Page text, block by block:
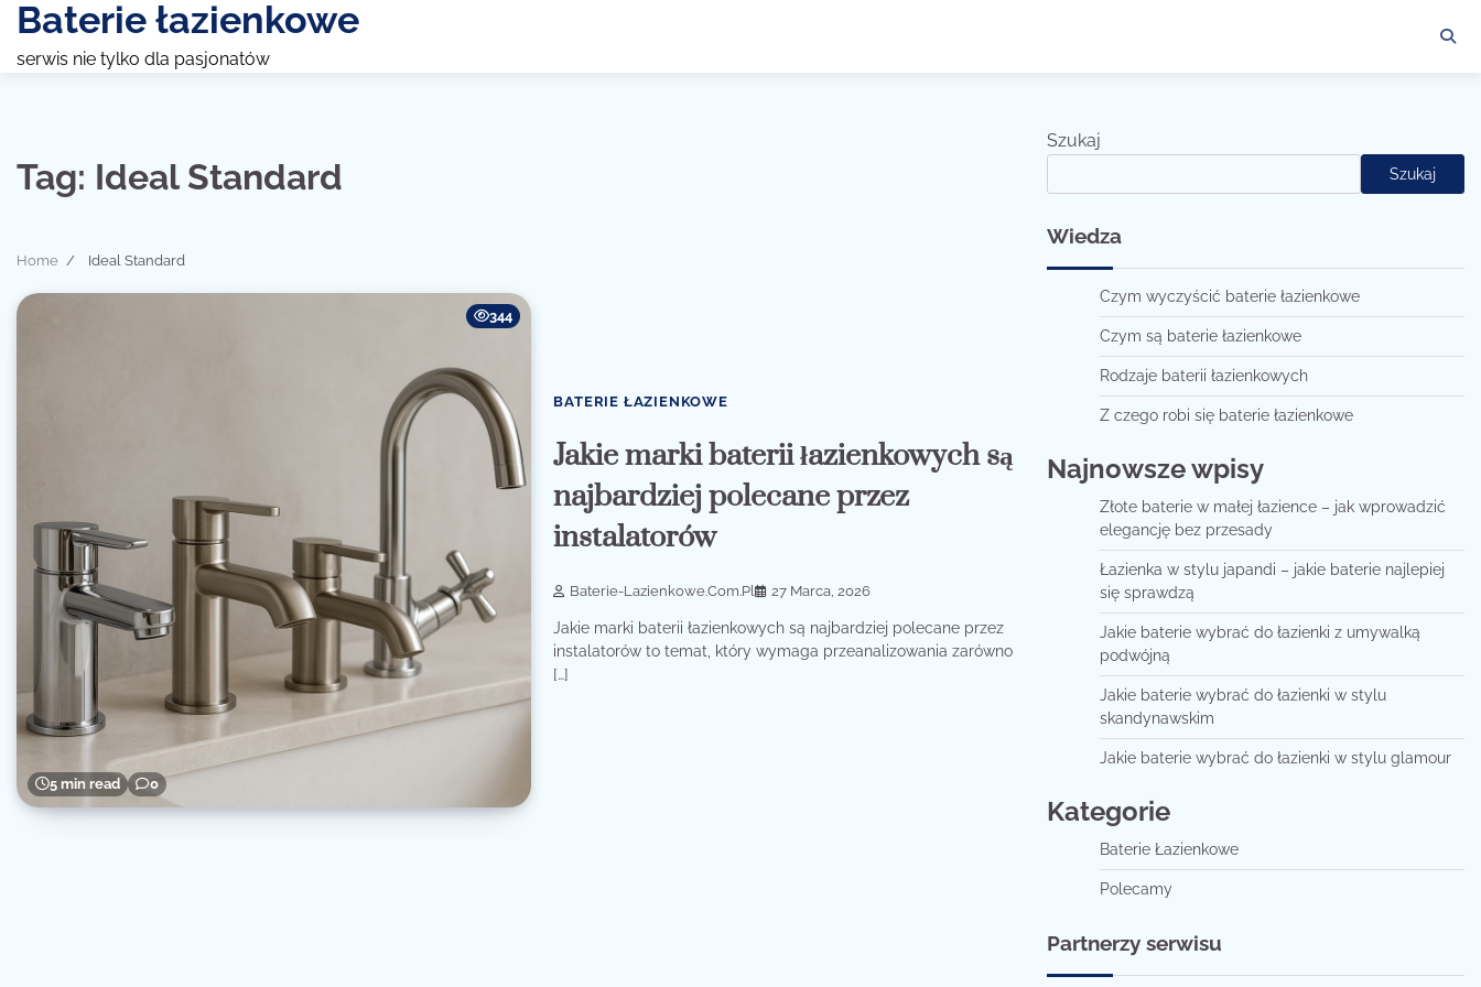
Skip
content
Baterie łazienkowe
serwis nie tylko dla pasjonatów
Tag: Ideal Standard
Home Ideal Standard
5 min read 0
344
BATERIE ŁAZIENKOWE
Jakie marki baterii łazienkowych są
najbardziej polecane przez
instalatorów
Baterie-Lazienkowe.com.pl 27 Marca, 2026
Jakie marki baterii łazienkowych są najbardziej polecane przez
instalatorów to temat, który wymaga przeanalizowania zarówno
[…]
Szukaj
Szukaj
Wiedza
Czym wyczyścić baterie łazienkowe
Czym są baterie łazienkowe
Rodzaje baterii łazienkowych
Z czego robi się baterie łazienkowe
Najnowsze wpisy
Złote baterie w małej łazience – jak wprowadzić
elegancję bez przesady
Łazienka w stylu japandi – jakie baterie najlepiej
się sprawdzą
Jakie baterie wybrać do łazienki z umywalką
podwójną
Jakie baterie wybrać do łazienki w stylu
skandynawskim
Jakie baterie wybrać do łazienki w stylu glamour
Kategorie
Baterie Łazienkowe
Polecamy
Partnerzy serwisu